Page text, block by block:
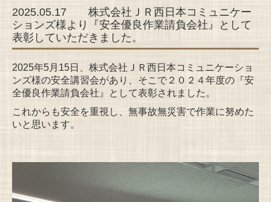
2025.05.17 株式会社ＪＲ西日本コミュニケー
ションズ様より『安全優良作業請負会社』として
表彰していただきました。
2025年5月15日、株式会社ＪＲ西日本コミュニケーショ
ンズ様の安全講習会があり、そこで２０２４年度の『安
全優良作業請負会社』として表彰されました。
これからも安全を重視し、無事故無災害で作業に努めた
いと思います。